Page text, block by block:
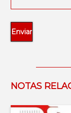
NOTAS